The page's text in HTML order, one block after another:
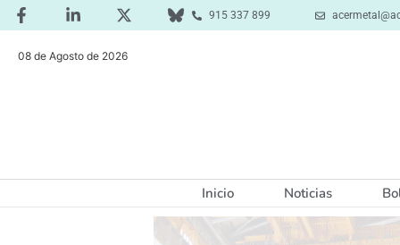
915 337 899
08 de Agosto de 2026
Inicio Noticias